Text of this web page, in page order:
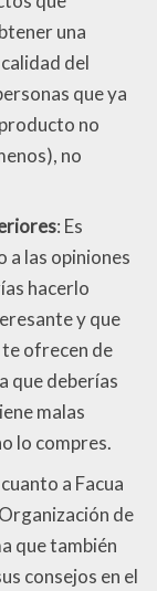
una
del
que ya
no
no
: Es
a las opiniones
hacerlo
y que
ofrecen de
que deberías
malas
lo compres.
cuanto a Facua
de
que también
consejos en el